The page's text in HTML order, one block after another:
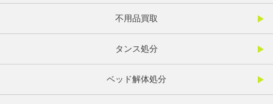
不用品買取
タンス処分
ベッド解体処分